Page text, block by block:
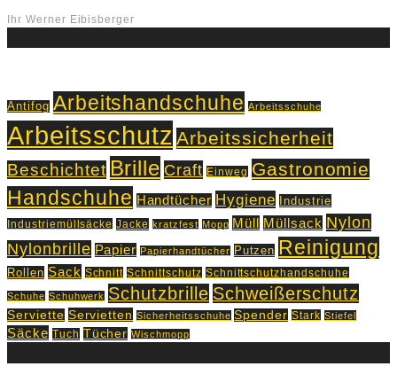
Ihr Werner Eibisberger
Antifog Arbeitshandschuhe Arbeitsschuhe
Arbeitsschutz Arbeitssicherheit
Beschichtet Brille Craft Einweg Gastronomie
Handschuhe Handtücher Hygiene Industrie
Industriemüllsäcke Jacke kratzfest Mopp Müll Müllsack Nylon
Nylonbrille Papier Papierhandtücher Putzen Reinigung
Rollen Sack Schnitt Schnittschutz Schnittschutzhandschuhe
Schuhe Schuhwerk Schutzbrille Schweißerschutz
Serviette Servietten Sicherheitsschuhe Spender Stark Stiefel
Säcke Tuch Tücher Wischmopp